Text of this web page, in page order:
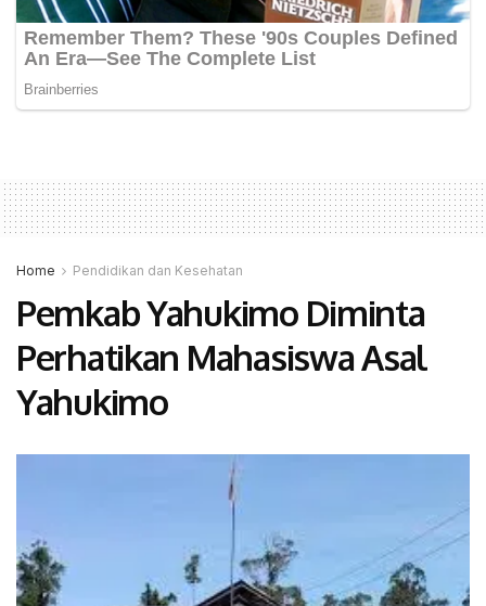
Home Pendidikan dan Kesehatan
Pemkab Yahukimo Diminta
Perhatikan Mahasiswa Asal
Yahukimo